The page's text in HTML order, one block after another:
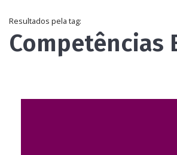
Resultados pela tag:
Competências